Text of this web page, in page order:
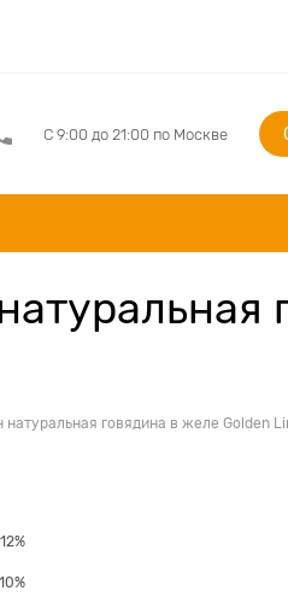
С 9:00 до 21:00 по Москве
говядина в желе Golden
12%
10%